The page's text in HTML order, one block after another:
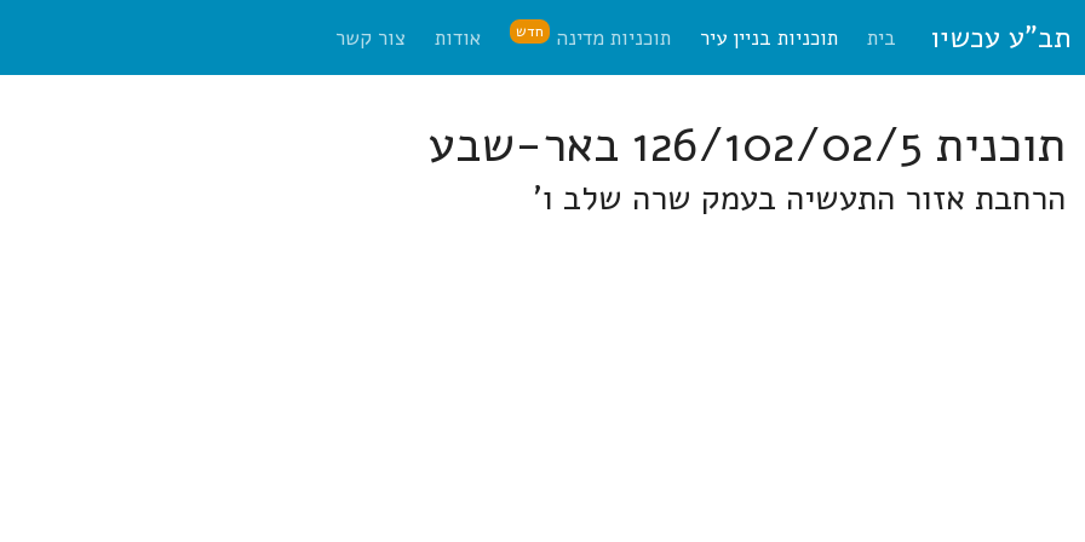
תב"ע עכשיו בית תוכניות בניין עיר תוכניות מדינה חדש אודות צור קשר
תוכנית 126/102/02/5 באר-שבע
הרחבת אזור התעשיה בעמק שרה שלב ו'